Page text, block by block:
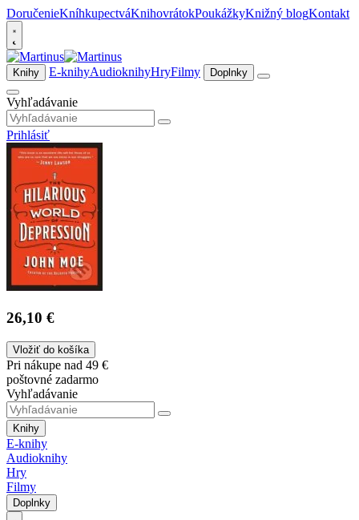
DoručenieKníhkupectváKnihovrátokPoukážkyKnižný blogKontakt
Knihy E-knihyAudioknihyHryFilmy Doplnky
Vyhľadávanie
Prihlásiť
26,10 €
Vložiť do košíka
Pri nákupe nad 49 €
poštovné zadarmo
Vyhľadávanie
Knihy
E-knihy
Audioknihy
Hry
Filmy
Doplnky